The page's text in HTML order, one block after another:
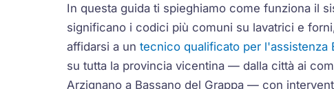
In questa guida ti spieghiamo come funziona il
significano i codici più comuni su lavatrici e
affidarsi a untecnico qualificato per l'assistenza
su tutta la provincia vicentina — dalla città ai
Arzignano a Bassano del Grappa — con